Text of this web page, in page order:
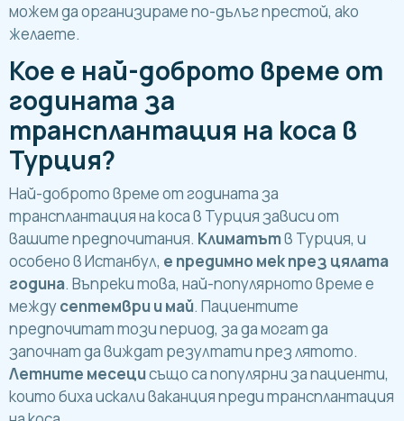
можем да организираме по-дълъг престой, ако
желаете.
Кое е най-доброто време от
годината за
трансплантация на коса в
Турция?
Най-доброто време от годината за
трансплантация на коса в Турция зависи от
вашите предпочитания. Климатътв Турция, и
особено в Истанбул, е предимно мек през цялата
година. Въпреки това, най-популярното време е
междусептември и май. Пациентите
предпочитат този период, за да могат да
започнат да виждат резултати през лятото.
Летните месецисъщо са популярни за пациенти,
които биха искали ваканция преди трансплантация